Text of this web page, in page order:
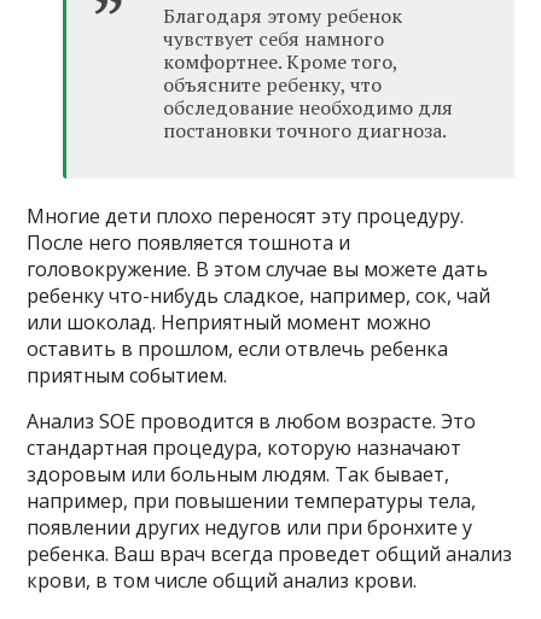
Благодаря этому ребенок
чувствует себя намного
комфортнее. Кроме того,
объясните ребенку, что
обследование необходимо для
постановки точного диагноза.
Многие дети плохо переносят эту процедуру.
После него появляется тошнота и
головокружение. В этом случае вы можете дать
ребенку что-нибудь сладкое, например, сок, чай
или шоколад. Неприятный момент можно
оставить в прошлом, если отвлечь ребенка
приятным событием.
Анализ SOE проводится в любом возрасте. Это
стандартная процедура, которую назначают
здоровым или больным людям. Так бывает,
например, при повышении температуры тела,
появлении других недугов или при бронхите у
ребенка. Ваш врач всегда проведет общий анализ
крови, в том числе общий анализ крови.